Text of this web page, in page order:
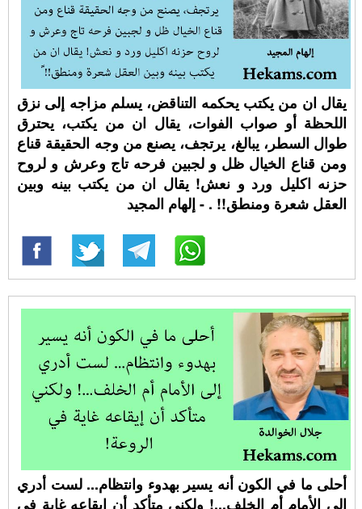
يقال ان من يكتب يحكمه التناقض، يسلم مزاجه إلى نزق
اللحظة أو صواب الفوات، يقال ان من يكتب، يحترق
طوال السطر، يبالغ، يرتجف، يصنع من وجه الحقيقة قناع
ومن قناع الخيال ظل و لجبين فرحه تاج وعرش و لروح
حزنه اكليل ورد و نعش! يقال ان من يكتب بينه وبين
العقل شعرة ومنطق!! ⁧‫. - إلهام المجيد
أحلى ما في الكون أنه يسير بهدوء وانتظام... لست أدري
إلى الأمام أم الخلف...! ولكني متأكد أن إيقاعه غاية في